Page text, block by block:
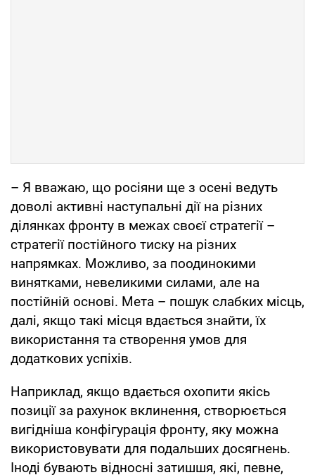
– Я вважаю, що росіяни ще з осені ведуть
доволі активні наступальні дії на різних
ділянках фронту в межах своєї стратегії –
стратегії постійного тиску на різних
напрямках. Можливо, за поодинокими
винятками, невеликими силами, але на
постійній основі. Мета – пошук слабких місць,
далі, якщо такі місця вдається знайти, їх
використання та створення умов для
додаткових успіхів.
Наприклад, якщо вдається охопити якісь
позиції за рахунок вклинення, створюється
вигідніша конфігурація фронту, яку можна
використовувати для подальших досягнень.
Іноді бувають відносні затишшя, які, певне,